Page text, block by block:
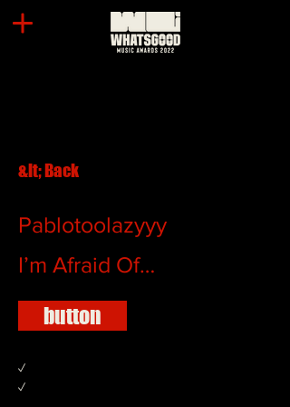
&lt; Back
Pablotoolazyyy
I’m Afraid Of…
button
✓
✓